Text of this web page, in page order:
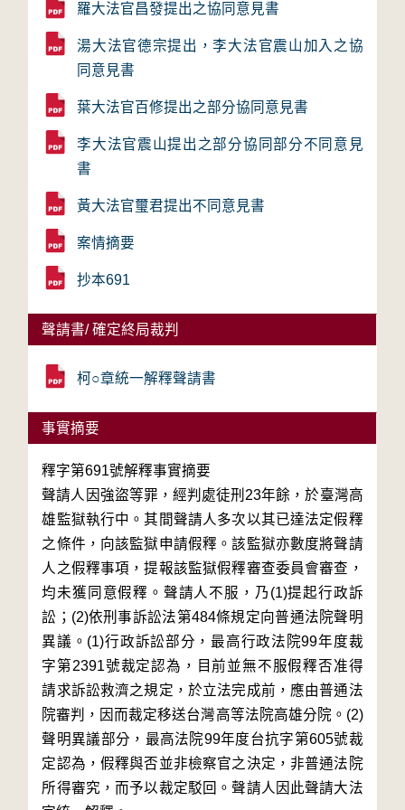
羅大法官昌發提出之協同意見書
湯大法官德宗提出，李大法官震山加入之協
同意見書
葉大法官百修提出之部分協同意見書
李大法官震山提出之部分協同部分不同意見
書
黃大法官璽君提出不同意見書
案情摘要
抄本691
聲請書/ 確定終局裁判
柯○章統一解釋聲請書
事實摘要
釋字第691號解釋事實摘要
聲請人因強盜等罪，經判處徒刑23年餘，於臺灣高
雄監獄執行中。其間聲請人多次以其已達法定假釋
之條件，向該監獄申請假釋。該監獄亦數度將聲請
人之假釋事項，提報該監獄假釋審查委員會審查，
均未獲同意假釋。聲請人不服，乃(1)提起行政訴
訟；(2)依刑事訴訟法第484條規定向普通法院聲明
異議。(1)行政訴訟部分，最高行政法院99年度裁
字第2391號裁定認為，目前並無不服假釋否准得
請求訴訟救濟之規定，於立法完成前，應由普通法
院審判，因而裁定移送台灣高等法院高雄分院。(2)
聲明異議部分，最高法院99年度台抗字第605號裁
定認為，假釋與否並非檢察官之決定，非普通法院
所得審究，而予以裁定駁回。聲請人因此聲請大法